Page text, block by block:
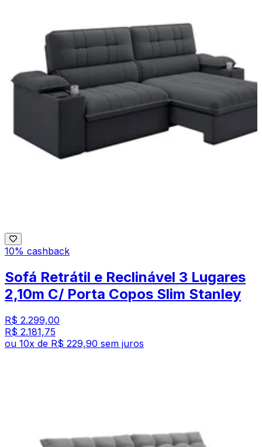
10% cashback
Sofá Retrátil e Reclinável 3 Lugares
2,10m C/ Porta Copos Slim Stanley
R$ 2.299,00
R$ 2.181,75
ou 10x de R$ 229,90 sem juros